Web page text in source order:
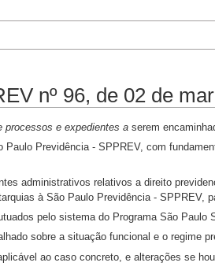
nº 96, de 02 de
processos e expedientes a serem
Paulo Previdência - SPPREV, com
administrativos relativos a direito
à São Paulo Previdência -
pelo sistema do Programa São
sobre a situação funcional e o regime
ao caso concreto, e alterações se